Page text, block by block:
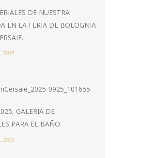
DE NUESTRA
EN LA FERIA DE BOLOGNIA
2025
GALERIA DE
PARA EL BAÑO.
2025